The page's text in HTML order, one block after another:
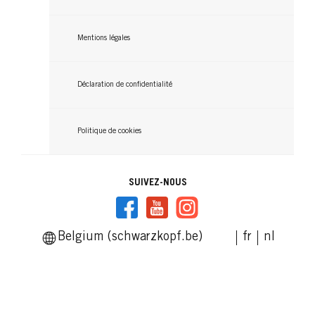
Mentions légales
Déclaration de confidentialité
Politique de cookies
SUIVEZ-NOUS
Belgium (schwarzkopf.be) fr nl